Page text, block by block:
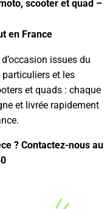
scooter et quad –
en France
issues du
et les
et quads : chaque
et livrée rapidement
? Contactez-nous au